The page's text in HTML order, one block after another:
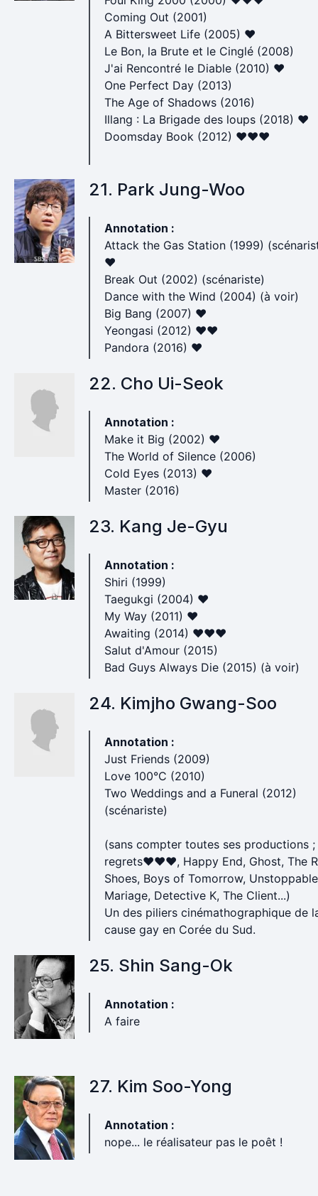
Coming Out (2001)
A Bittersweet Life (2005) ♥
Le Bon, la Brute et le Cinglé (2008)
J'ai Rencontré le Diable (2010) ♥
One Perfect Day (2013)
The Age of Shadows (2016)
Illang : La Brigade des loups (2018) ♥
Doomsday Book (2012) ♥♥♥
21. Park Jung-Woo
Annotation :
Attack the Gas Station (1999)
♥
Break Out (2002) (scénariste)
Dance with the Wind (2004) (à voir)
Big Bang (2007) ♥
Yeongasi (2012) ♥♥
Pandora (2016) ♥
22. Cho Ui-Seok
Annotation :
Make it Big (2002) ♥
The World of Silence (2006)
Cold Eyes (2013) ♥
Master (2016)
23. Kang Je-Gyu
Annotation :
Shiri (1999)
Taegukgi (2004) ♥
My Way (2011) ♥
Awaiting (2014) ♥♥♥
Salut d'Amour (2015)
Bad Guys Always Die (2015) (à voir)
24. Kimjho Gwang-Soo
Annotation :
Just Friends (2009)
Love 100°C (2010)
Two Weddings and a Funeral (2012)
(scénariste)
(sans compter toutes ses productions ;
regrets♥♥♥, Happy End, Ghost, The
Shoes, Boys of Tomorrow, Unstoppable
Mariage, Detective K, The Client...)
Un des piliers cinémathographique de
cause gay en Corée du Sud.
25. Shin Sang-Ok
Annotation :
A faire
27. Kim Soo-Yong
Annotation :
nope... le réalisateur pas le poêt !